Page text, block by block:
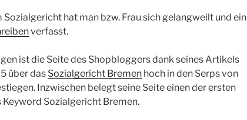
Sozialgericht hat man bzw. Frau sich gelangweilt und ein
verfasst.
ist die Seite des Shopbloggers dank seines Artikels
über das Sozialgericht Bremen hoch in den Serps von
Inzwischen belegt seine Seite einen der ersten
Keyword Sozialgericht Bremen.